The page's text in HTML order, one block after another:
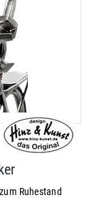
Ruhestand